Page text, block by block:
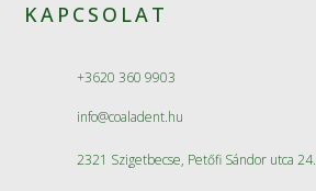
KAPCSOLAT
+3620 360 9903
info@coaladent.hu
2321 Szigetbecse, Petőfi Sándor utca 24.